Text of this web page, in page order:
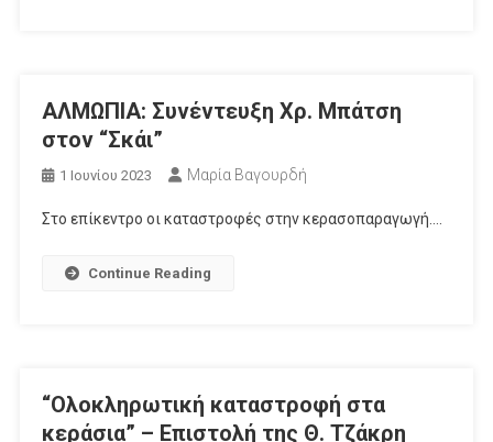
ΑΛΜΩΠΙΑ: Συνέντευξη Χρ. Μπάτση
στον “Σκάι”
1 Ιουνίου 2023 Μαρία Βαγουρδή
Στο επίκεντρο οι καταστροφές στην κερασοπαραγωγή….
Continue Reading
“Ολοκληρωτική καταστροφή στα
κεράσια” – Επιστολή της Θ. Τζάκρη